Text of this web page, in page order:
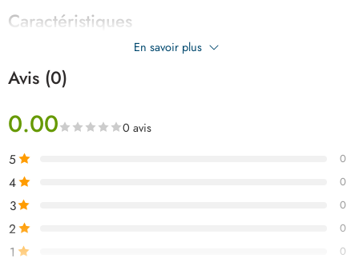
Caractéristiques
En savoir plus
Avis (0)
0.00 0 avis
5 0
4 0
3 0
2 0
1 0